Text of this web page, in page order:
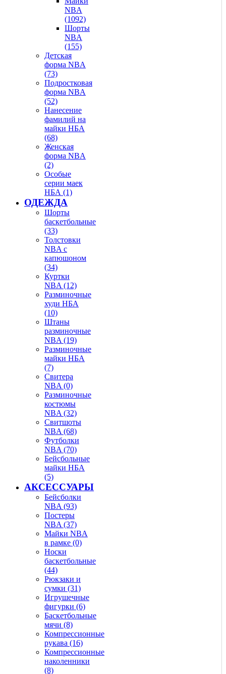
NBA
(1092)
Шорты
NBA
(155)
Детская
форма NBA
(73)
Подростковая
форма NBA
(52)
Нанесение
фамилий на
майки НБА
(68)
Женская
форма NBA
(2)
Особые
серии маек
НБА (1)
ОДЕЖДА
Шорты
баскетбольные
(33)
Толстовки
NBA с
капюшоном
(34)
Куртки
NBA (12)
Разминочные
худи НБА
(10)
Штаны
разминочные
NBA (19)
Разминочные
майки НБА
(7)
Свитера
NBA (0)
Разминочные
костюмы
NBA (32)
Свитшоты
NBA (68)
Футболки
NBA (70)
Бейсбольные
майки НБА
(5)
АКСЕССУАРЫ
Бейсболки
NBA (93)
Постеры
NBA (37)
Майки NBA
в рамке (0)
Носки
баскетбольные
(44)
Рюкзаки и
сумки (31)
Игрушечные
фигурки (6)
Баскетбольные
мячи (8)
Компрессионные
рукава (16)
Компрессионные
наколенники
(8)